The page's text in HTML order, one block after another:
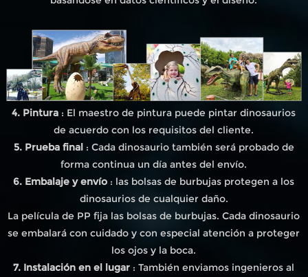
4. Pintura : El maestro de pintura puede pintar dinosaurios
de acuerdo con los requisitos del cliente.
5. Prueba final: Cada dinosaurio también será probado de
forma continua un día antes del envío.
6. Embalaje y envío : las bolsas de burbujas protegen a los
dinosaurios de cualquier daño.
La película de PP fija las bolsas de burbujas. Cada dinosaurio
se embalará con cuidado y con especial atención a proteger
los ojos y la boca.
7. Instalación en el lugar : También enviamos ingenieros al